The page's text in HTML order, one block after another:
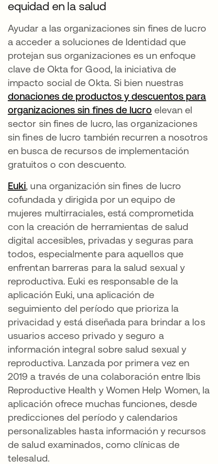
equidad en la salud
Ayudar a las organizaciones sin fines de lucro
a acceder a soluciones de Identidad que
protejan sus organizaciones es un enfoque
clave de Okta for Good, la iniciativa de
impacto social de Okta. Si bien nuestras
donaciones de productos y descuentos para
organizaciones sin fines de lucro se abre en
elevan el
sector sin fines de lucro, las organizaciones
sin fines de lucro también recurren a nosotros
en busca de recursos de implementación
gratuitos o con descuento.
Eukise abre en una pestaña nueva
, una organización sin fines de lucro
cofundada y dirigida por un equipo de
mujeres multirraciales, está comprometida
con la creación de herramientas de salud
digital accesibles, privadas y seguras para
todos, especialmente para aquellos que
enfrentan barreras para la salud sexual y
reproductiva. Euki es responsable de la
aplicación Euki, una aplicación de
seguimiento del período que prioriza la
privacidad y está diseñada para brindar a los
usuarios acceso privado y seguro a
información integral sobre salud sexual y
reproductiva. Lanzada por primera vez en
2019 a través de una colaboración entre Ibis
Reproductive Health y Women Help Women, la
aplicación ofrece muchas funciones, desde
predicciones del período y calendarios
personalizables hasta información y recursos
de salud examinados, como clínicas de
telesalud.